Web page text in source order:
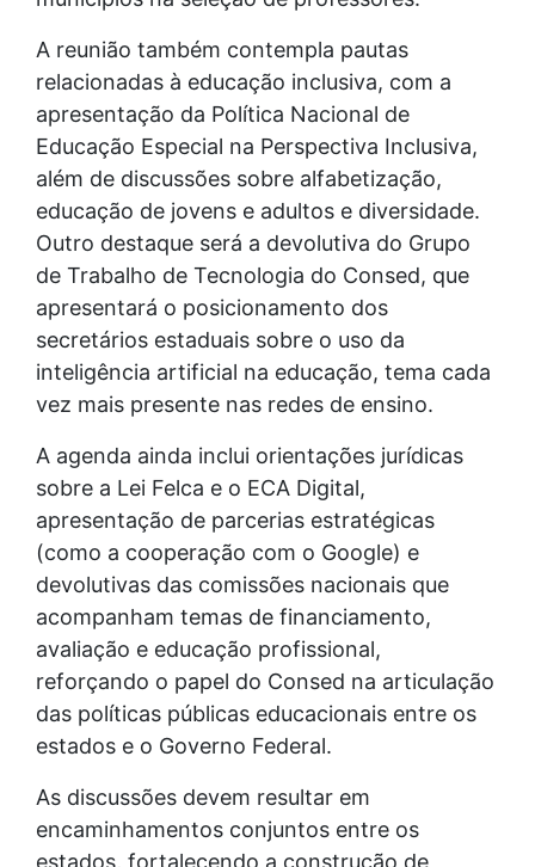
A reunião também contempla pautas
relacionadas à educação inclusiva, com a
apresentação da Política Nacional de
Educação Especial na Perspectiva Inclusiva,
além de discussões sobre alfabetização,
educação de jovens e adultos e diversidade.
Outro destaque será a devolutiva do Grupo
de Trabalho de Tecnologia do Consed, que
apresentará o posicionamento dos
secretários estaduais sobre o uso da
inteligência artificial na educação, tema cada
vez mais presente nas redes de ensino.
A agenda ainda inclui orientações jurídicas
sobre a Lei Felca e o ECA Digital,
apresentação de parcerias estratégicas
(como a cooperação com o Google) e
devolutivas das comissões nacionais que
acompanham temas de financiamento,
avaliação e educação profissional,
reforçando o papel do Consed na articulação
das políticas públicas educacionais entre os
estados e o Governo Federal.
As discussões devem resultar em
encaminhamentos conjuntos entre os
estados, fortalecendo a construção de